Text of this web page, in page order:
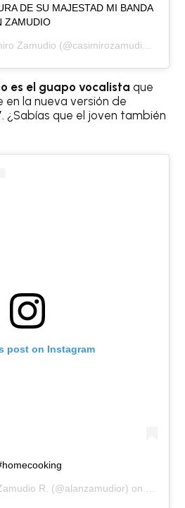
DE SU MAJESTAD MI BANDA
ZAMUDIO
Zamudio (@casimirozamudios) on
es el guapo vocalistaque
en la nueva versión de
. ¿Sabías que el joven también
post on Instagram
R. (@alanzamudior) on